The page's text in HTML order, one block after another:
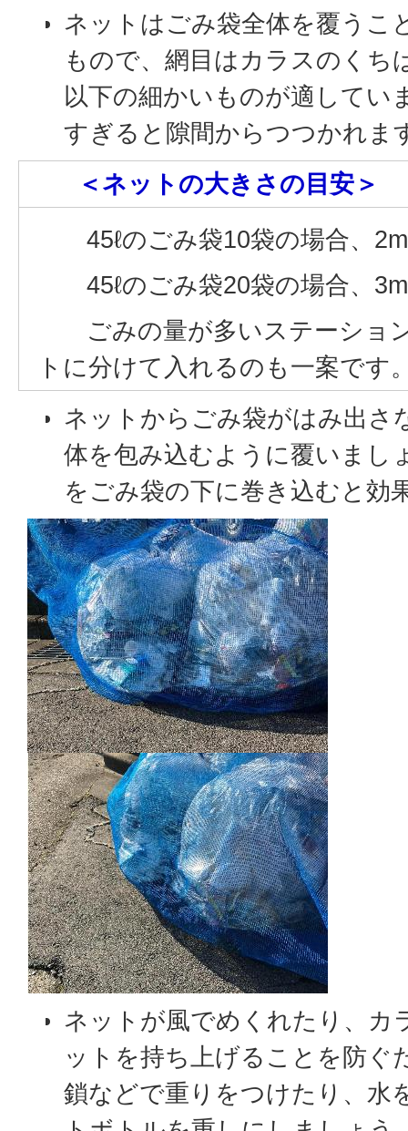
ネットはごみ袋全体を覆うこ
もので、網目はカラスのくち
以下の細かいものが適してい
すぎると隙間からつつかれま
＜ネットの大きさの目安＞
45ℓのごみ袋10袋の場合、
45ℓのごみ袋20袋の場合、
ごみの量が多いステーショ
トに分けて入れるのも一案です
ネットからごみ袋がはみ出さ
体を包み込むように覆いまし
をごみ袋の下に巻き込むと効
ネットが風でめくれたり、カ
ットを持ち上げることを防ぐ
鎖などで重りをつけたり、水